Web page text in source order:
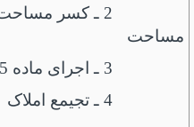
2 ـ کسر
3 ـ اجرای ماده 45 آئین نامه ق.ثبت
4 ـ تجیمع املاک